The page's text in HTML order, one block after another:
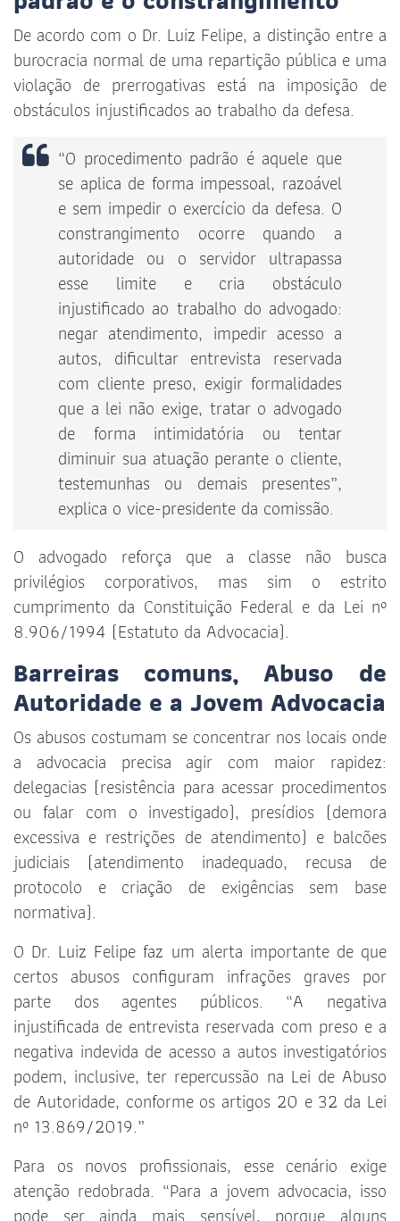
De acordo com o Dr. Luiz Felipe, a distinção entre a
burocracia normal de uma repartição pública e uma
violação de prerrogativas está na imposição de
obstáculos injustificados ao trabalho da defesa.
“O procedimento padrão é aquele que
se aplica de forma impessoal, razoável
e sem impedir o exercício da defesa. O
constrangimento ocorre quando a
autoridade ou o servidor ultrapassa
esse limite e cria obstáculo
injustificado ao trabalho do advogado:
negar atendimento, impedir acesso a
autos, dificultar entrevista reservada
com cliente preso, exigir formalidades
que a lei não exige, tratar o advogado
de forma intimidatória ou tentar
diminuir sua atuação perante o cliente,
testemunhas ou demais presentes”,
explica o vice-presidente da comissão.
O advogado reforça que a classe não busca
privilégios corporativos, mas sim o estrito
cumprimento da Constituição Federal e da Lei nº
8.906/1994 (Estatuto da Advocacia).
Barreiras comuns, Abuso de
Autoridade e a Jovem Advocacia
Os abusos costumam se concentrar nos locais onde
a advocacia precisa agir com maior rapidez:
delegacias (resistência para acessar procedimentos
ou falar com o investigado), presídios (demora
excessiva e restrições de atendimento) e balcões
judiciais (atendimento inadequado, recusa de
protocolo e criação de exigências sem base
normativa).
O Dr. Luiz Felipe faz um alerta importante de que
certos abusos configuram infrações graves por
parte dos agentes públicos. “A negativa
injustificada de entrevista reservada com preso e a
negativa indevida de acesso a autos investigatórios
podem, inclusive, ter repercussão na Lei de Abuso
de Autoridade, conforme os artigos 20 e 32 da Lei
nº 13.869/2019.”
Para os novos profissionais, esse cenário exige
atenção redobrada. “Para a jovem advocacia, isso